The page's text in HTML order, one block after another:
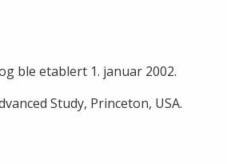
ble etablert 1. januar 2002.
Study, Princeton, USA.